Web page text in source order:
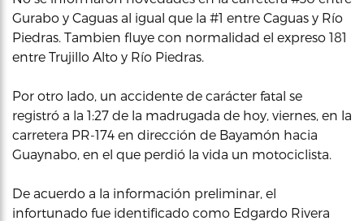
Gurabo y Caguas al igual que la #1 entre Caguas y Río
Piedras. Tambien fluye con normalidad el expreso 181
entre Trujillo Alto y Río Piedras.
Por otro lado, un accidente de carácter fatal se
registró a la 1:27 de la madrugada de hoy, viernes, en la
carretera PR-174 en dirección de Bayamón hacia
Guaynabo, en el que perdió la vida un motociclista.
De acuerdo a la información preliminar, el
infortunado fue identificado como Edgardo Rivera